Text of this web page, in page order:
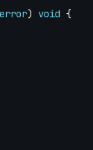
) void {